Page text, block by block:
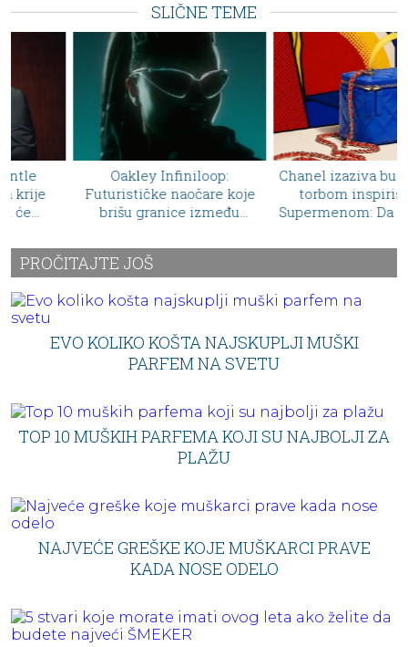
SLIČNE TEME
Oakley Infiniloop:
Futurističke naočare koje
brišu granice između
Chanel izaziva buru novom
torbom inspirisanom
Supermenom: Da li bi Koko
zaokret?
PROČITAJTE JOŠ
EVO KOLIKO KOŠTA NAJSKUPLJI MUŠKI
PARFEM NA SVETU
TOP 10 MUŠKIH PARFEMA KOJI SU NAJBOLJI ZA
PLAŽU
NAJVEĆE GREŠKE KOJE MUŠKARCI PRAVE
KADA NOSE ODELO